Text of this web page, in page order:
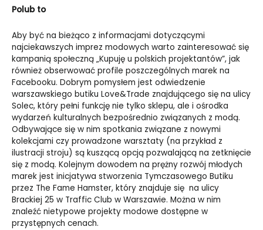
Polub to
Aby być na bieżąco z informacjami dotyczącymi
najciekawszych imprez modowych warto zainteresować się
kampanią społeczną „Kupuję u polskich projektantów”, jak
również obserwować profile poszczególnych marek na
Facebooku. Dobrym pomysłem jest odwiedzenie
warszawskiego butiku Love&Trade znajdującego się na ulicy
Solec, który pełni funkcję nie tylko sklepu, ale i ośrodka
wydarzeń kulturalnych bezpośrednio związanych z modą.
Odbywające się w nim spotkania związane z nowymi
kolekcjami czy prowadzone warsztaty (na przykład z
ilustracji stroju) są kuszącą opcją pozwalającą na zetknięcie
się z modą. Kolejnym dowodem na prężny rozwój młodych
marek jest inicjatywa stworzenia Tymczasowego Butiku
przez The Fame Hamster, który znajduje się na ulicy
Brackiej 25 w Traffic Club w Warszawie. Można w nim
znaleźć nietypowe projekty modowe dostępne w
przystępnych cenach.